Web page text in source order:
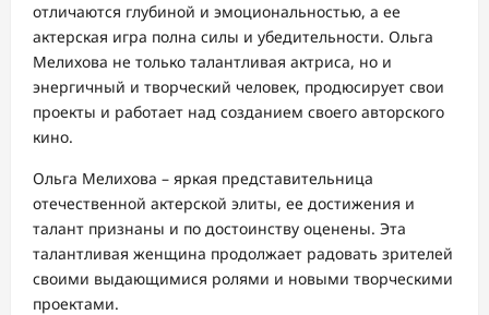
отличаются глубиной и эмоциональностью, а ее
актерская игра полна силы и убедительности. Ольга
Мелихова не только талантливая актриса, но и
энергичный и творческий человек, продюсирует свои
проекты и работает над созданием своего авторского
кино.
Ольга Мелихова – яркая представительница
отечественной актерской элиты, ее достижения и
талант признаны и по достоинству оценены. Эта
талантливая женщина продолжает радовать зрителей
своими выдающимися ролями и новыми творческими
проектами.